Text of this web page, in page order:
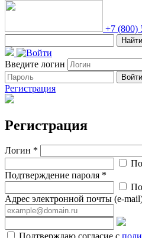
+7 (800)
Найти
Введите логин
Войти
Регистрация
Регистрация
Логин *
Подтверждение пароля *
Адрес электронной почты (e-